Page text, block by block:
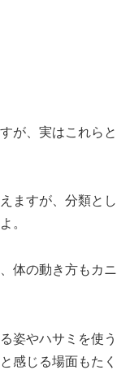
が、実はこれらと
ますが、分類とし
。
体の動き方もカニ
姿やハサミを使う
感じる場面もたく